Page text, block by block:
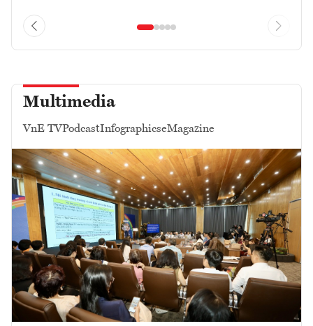
Multimedia
VnE TVPodcastInfographicseMagazine